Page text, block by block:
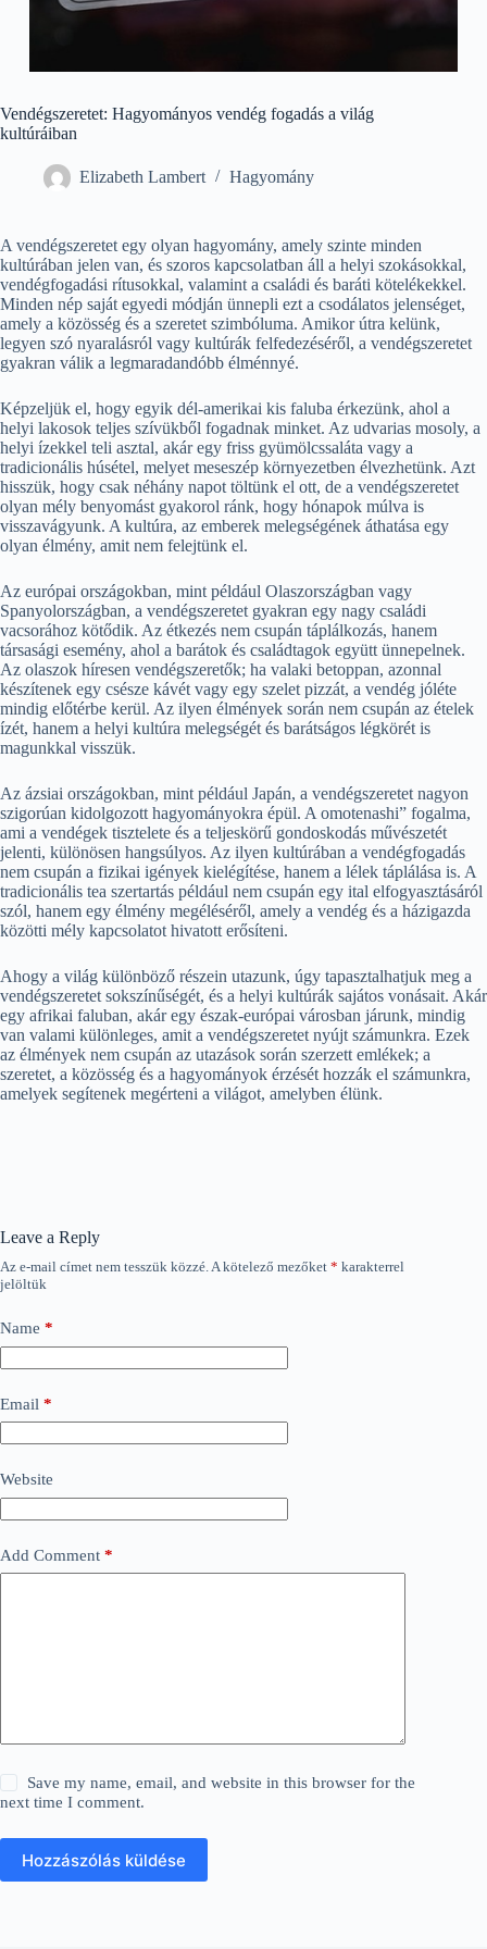
Vendégszeretet: Hagyományos vendég fogadás a világ
kultúráiban
Elizabeth Lambert Hagyomány
A vendégszeretet egy olyan hagyomány, amely szinte minden
kultúrában jelen van, és szoros kapcsolatban áll a helyi szokásokkal,
vendégfogadási rítusokkal, valamint a családi és baráti kötelékekkel.
Minden nép saját egyedi módján ünnepli ezt a csodálatos jelenséget,
amely a közösség és a szeretet szimbóluma. Amikor útra kelünk,
legyen szó nyaralásról vagy kultúrák felfedezéséről, a vendégszeretet
gyakran válik a legmaradandóbb élménnyé.
Képzeljük el, hogy egyik dél-amerikai kis faluba érkezünk, ahol a
helyi lakosok teljes szívükből fogadnak minket. Az udvarias mosoly, a
helyi ízekkel teli asztal, akár egy friss gyümölcssaláta vagy a
tradicionális húsétel, melyet meseszép környezetben élvezhetünk. Azt
hisszük, hogy csak néhány napot töltünk el ott, de a vendégszeretet
olyan mély benyomást gyakorol ránk, hogy hónapok múlva is
visszavágyunk. A kultúra, az emberek melegségének áthatása egy
olyan élmény, amit nem felejtünk el.
Az európai országokban, mint például Olaszországban vagy
Spanyolországban, a vendégszeretet gyakran egy nagy családi
vacsorához kötődik. Az étkezés nem csupán táplálkozás, hanem
társasági esemény, ahol a barátok és családtagok együtt ünnepelnek.
Az olaszok híresen vendégszeretők; ha valaki betoppan, azonnal
készítenek egy csésze kávét vagy egy szelet pizzát, a vendég jóléte
mindig előtérbe kerül. Az ilyen élmények során nem csupán az ételek
ízét, hanem a helyi kultúra melegségét és barátságos légkörét is
magunkkal visszük.
Az ázsiai országokban, mint például Japán, a vendégszeretet nagyon
szigorúan kidolgozott hagyományokra épül. A omotenashi” fogalma,
ami a vendégek tisztelete és a teljeskörű gondoskodás művészetét
jelenti, különösen hangsúlyos. Az ilyen kultúrában a vendégfogadás
nem csupán a fizikai igények kielégítése, hanem a lélek táplálása is. A
tradicionális tea szertartás például nem csupán egy ital elfogyasztásáról
szól, hanem egy élmény megéléséről, amely a vendég és a házigazda
közötti mély kapcsolatot hivatott erősíteni.
Ahogy a világ különböző részein utazunk, úgy tapasztalhatjuk meg a
vendégszeretet sokszínűségét, és a helyi kultúrák sajátos vonásait. Akár
egy afrikai faluban, akár egy észak-európai városban járunk, mindig
van valami különleges, amit a vendégszeretet nyújt számunkra. Ezek
az élmények nem csupán az utazások során szerzett emlékek; a
szeretet, a közösség és a hagyományok érzését hozzák el számunkra,
amelyek segítenek megérteni a világot, amelyben élünk.
Leave a Reply
Az e-mail címet nem tesszük közzé.A kötelező mezőket * karakterrel
jelöltük
Name *
Email *
Website
Add Comment *
Save my name, email, and website in this browser for the
next time I comment.
Hozzászólás küldése